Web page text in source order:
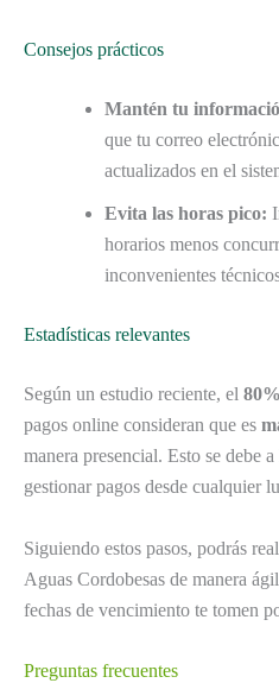
Consejos prácticos
Mantén tu
que tu correo
actualizados en el
Evita las horas pico:
horarios menos
inconvenientes
Estadísticas relevantes
Según un estudio reciente, el 80%
pagos online consideran que es
manera presencial. Esto se debe
gestionar pagos desde cualquier
Siguiendo estos pasos, podrás
Aguas Cordobesas de manera
fechas de vencimiento te tomen
Preguntas frecuentes